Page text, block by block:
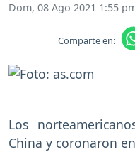
Dom, 08 Ago 2021 1:55
Comparte en:
Los
China y coronaron